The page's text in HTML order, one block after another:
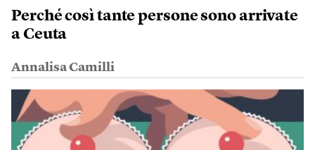
Perché così tante persone sono arrivate
a Ceuta
Annalisa Camilli